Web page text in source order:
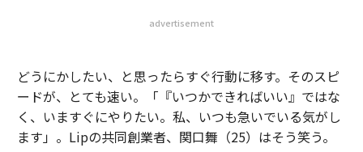
advertisement
どうにかしたい、と思ったらすぐ行動に移す。そのスピ
ードが、とても速い。「『いつかできればいい』ではな
く、いますぐにやりたい。私、いつも急いでいる気がし
ます」。Lipの共同創業者、関口舞（25）はそう笑う。